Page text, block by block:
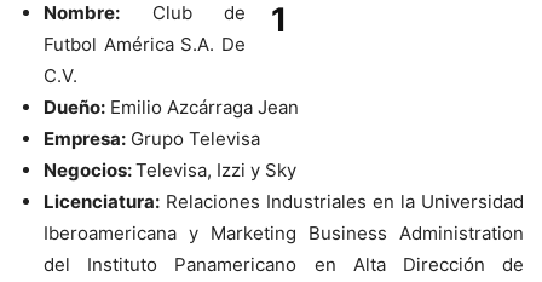
Nombre: Club de
Futbol América S.A. De
C.V.
Dueño: Emilio Azcárraga Jean
Empresa: Grupo Televisa
Negocios:Televisa, Izzi y Sky
Licenciatura: Relaciones Industriales en la Universidad
Iberoamericana y Marketing Business Administration
del Instituto Panamericano en Alta Dirección de